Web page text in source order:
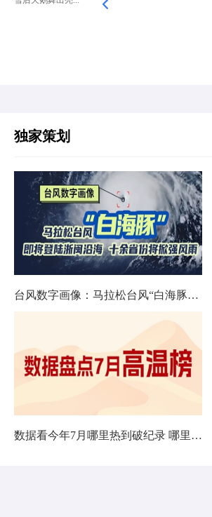
独家策划
台风数字画像：马拉松台风“白海豚”将影响十余省份
数据看今年7月哪里热到破纪录 哪里暑热连轴转